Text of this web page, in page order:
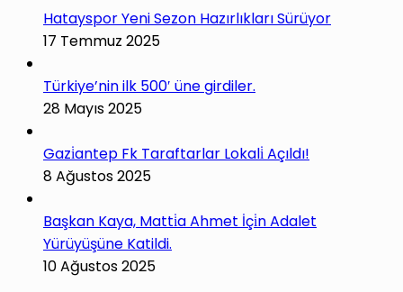
Hatayspor Yeni Sezon Hazırlıkları Sürüyor
17 Temmuz 2025
Türkiye’nin ilk 500′ üne girdiler.
28 Mayıs 2025
Gazi̇antep Fk Taraftarlar Lokali̇ Açıldı!
8 Ağustos 2025
Başkan Kaya, Matti̇a Ahmet İçi̇n Adalet
Yürüyüşüne Katildi.
10 Ağustos 2025